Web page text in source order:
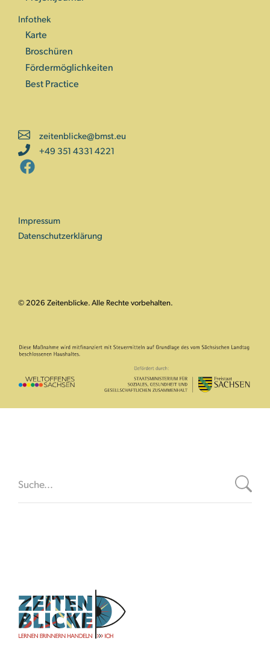
Infothek
Karte
Broschüren
Fördermöglichkeiten
Best Practice
zeitenblicke@bmst.eu
+49 351 4331 4221
Impressum
Datenschutzerklärung
© 2026 Zeitenblicke. Alle Rechte vorbehalten.